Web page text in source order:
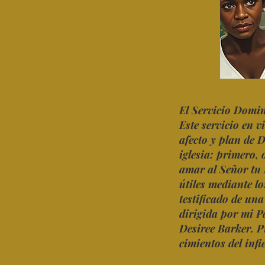
El Servicio
Este servicio en
afecto y plan de
iglesia: primero,
amar al Señor tu
útiles mediante
testificado de
dirigida por mi
Desiree Barker.
cimientos del